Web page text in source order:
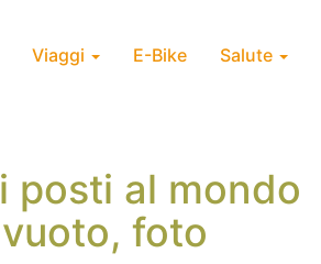
Viaggi E-Bike Salute
posti al mondo
foto